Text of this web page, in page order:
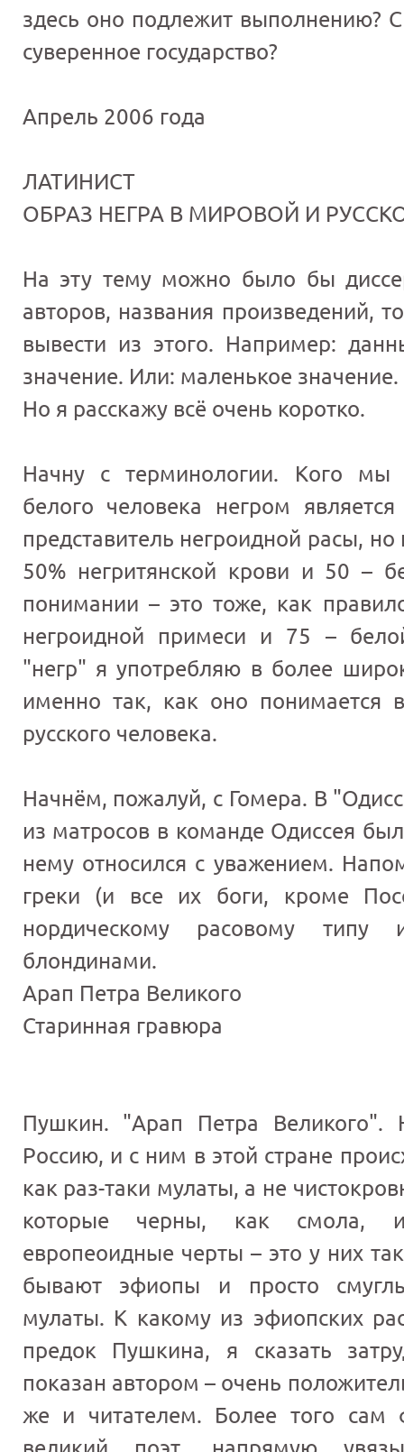
здесь оно подлежит выполнению?
суверенное государство?
Апрель 2006 года
ЛАТИНИСТ
ОБРАЗ НЕГРА В МИРОВОЙ И
На эту тему можно было бы
авторов, названия произведений,
вывести из этого. Например:
значение. Или: маленькое значение.
Но я расскажу всё очень коротко.
Начну с терминологии. Кого мы
белого человека негром
представитель негроидной расы, но
50% негритянской крови и 50 –
понимании – это тоже, как
негроидной примеси и 75 –
"негр" я употребляю в более
именно так, как оно понимается
русского человека.
Начнём, пожалуй, с Гомера. В
из матросов в команде Одиссея
нему относился с уважением.
греки (и все их боги, кроме
нордическому расовому типу
блондинами.
Арап Петра Великого
Старинная гравюра
Пушкин. "Арап Петра Великого".
Россию, и с ним в этой стране
как раз-таки мулаты, а не
которые черны, как смола,
европеоидные черты – это у них
бывают эфиопы и просто
мулаты. К какому из эфиопских
предок Пушкина, я сказать
показан автором – очень
же и читателем. Более того сам
великий поэт, напрямую